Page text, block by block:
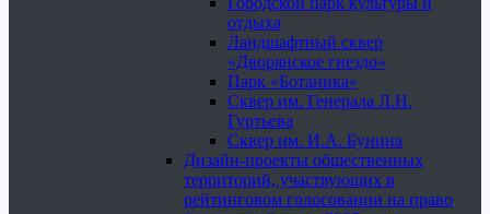
отдыха
Ландшафтный сквер
«Дворянское гнездо»
Парк «Ботаника»
Сквер им. Генерала Л.Н.
Гуртьева
Сквер им. И.А. Бунина
Дизайн-проекты общественных
территорий, участвующих в
рейтинговом голосовании на право